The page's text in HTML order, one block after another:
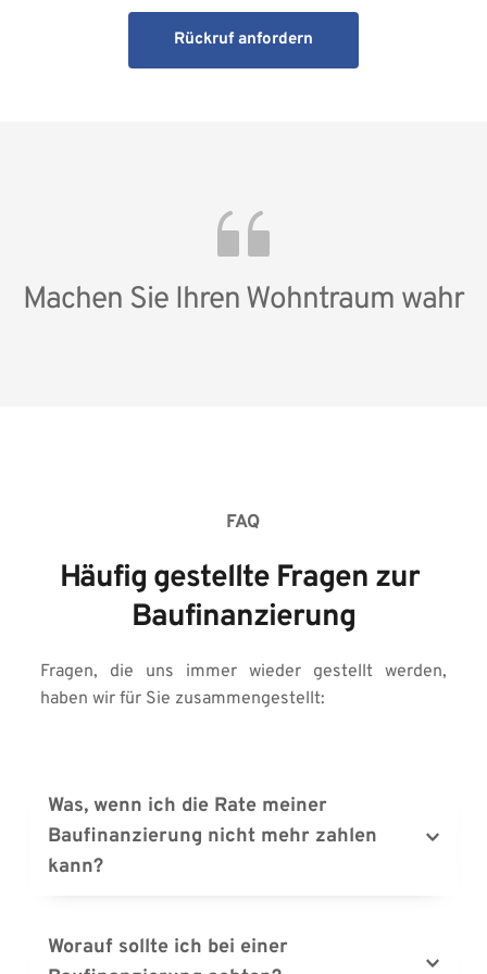
Rückruf anfordern
Machen Sie Ihren Wohn­traum wahr
FAQ
Häufig gestellte Fragen zur
Baufinanzierung
Fragen, die uns immer wieder gestellt werden,
haben wir für Sie zusammengestellt:
Was, wenn ich die Rate meiner
Baufinanzierung nicht mehr zahlen
kann?
Belastungen genau kennen und darauf achten,
während der langen Finanzierungsphase flexibel zu
Worauf sollte ich bei einer